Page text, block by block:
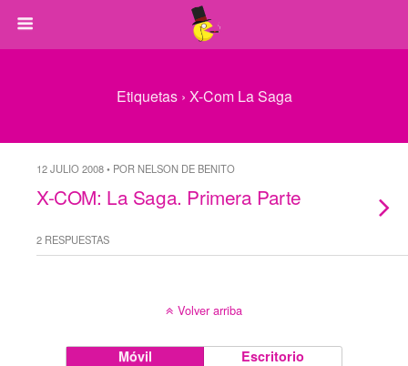
Etiquetas › X-Com La Saga
12 JULIO 2008 • POR NELSON DE BENITO
X-COM: La Saga. Primera Parte
2 RESPUESTAS
Volver arriba
Móvil Escritorio